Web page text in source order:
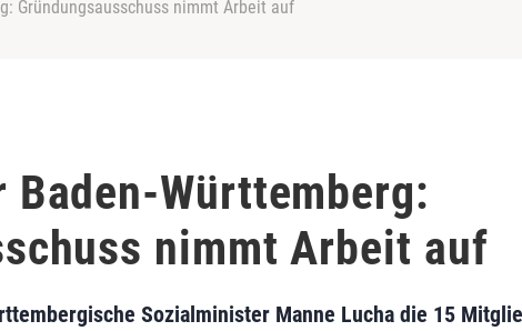
Gründungsausschuss nimmt Arbeit auf
Baden-Württemberg:
nimmt Arbeit auf
Sozialminister Manne Lucha die 15